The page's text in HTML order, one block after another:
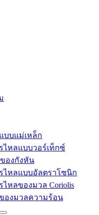
บบแม่เหล็ก
ไหลแบบวอร์เท็กซ์
องกังหัน
ไหลแบบอัลตราโซนิก
ไหลของมวล Coriolis
องมวลความร้อน